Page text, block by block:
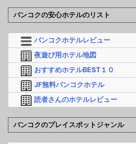
バンコクの安心ホテルのリスト
バンコクホテルレビュー
夜遊び用ホテル地図
おすすめホテルBEST１０
JF無料バンコクホテル
読者さんのホテルレビュー
バンコクのプレイスポットジャンル